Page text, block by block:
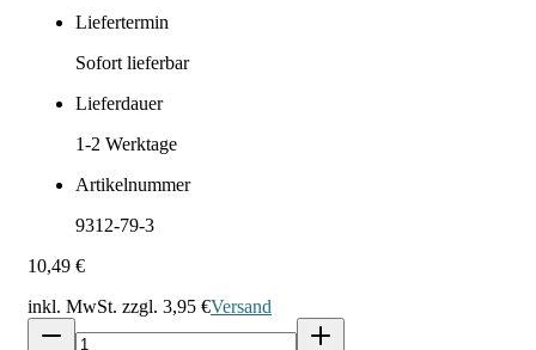
Liefertermin
Sofort lieferbar
Lieferdauer
1-2 Werktage
Artikelnummer
9312-79-3
10,49 €
inkl. MwSt. zzgl. 3,95 €Versand